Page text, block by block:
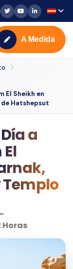
A Medida
El Sheikh en
de Hatshepsut
a
Templo
Horas